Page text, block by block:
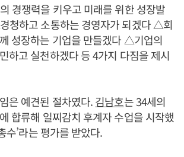
경쟁력을 키우고 미래를 위한 성장발
청하고 소통하는 경영자가 되겠다 △회
성장하는 기업을 만들겠다 △기업의
하고 실천하겠다 등 4가지 다짐을 제시
은 예견된 절차였다.김남호는 34세의
합류해 일찌감치 후계자 수업을 시작했
수’라는 평가를 받았다.